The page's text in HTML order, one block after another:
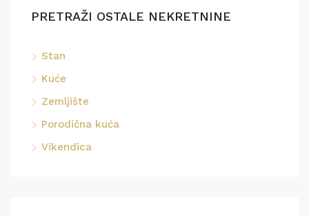
PRETRAŽI OSTALE NEKRETNINE
Stan
Kuće
Zemljište
Porodična kuća
Vikendica